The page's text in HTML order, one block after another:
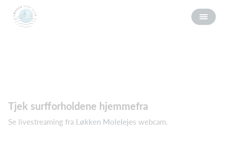
Tjek surfforholdene hjemmefra
Se livestreaming fra Løkken Molelejes webcam.